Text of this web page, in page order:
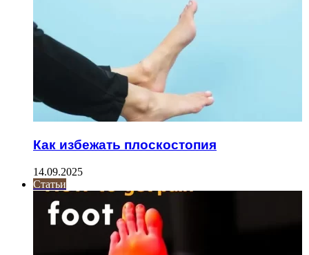
Как избежать плоскостопия
14.09.2025
Статьи